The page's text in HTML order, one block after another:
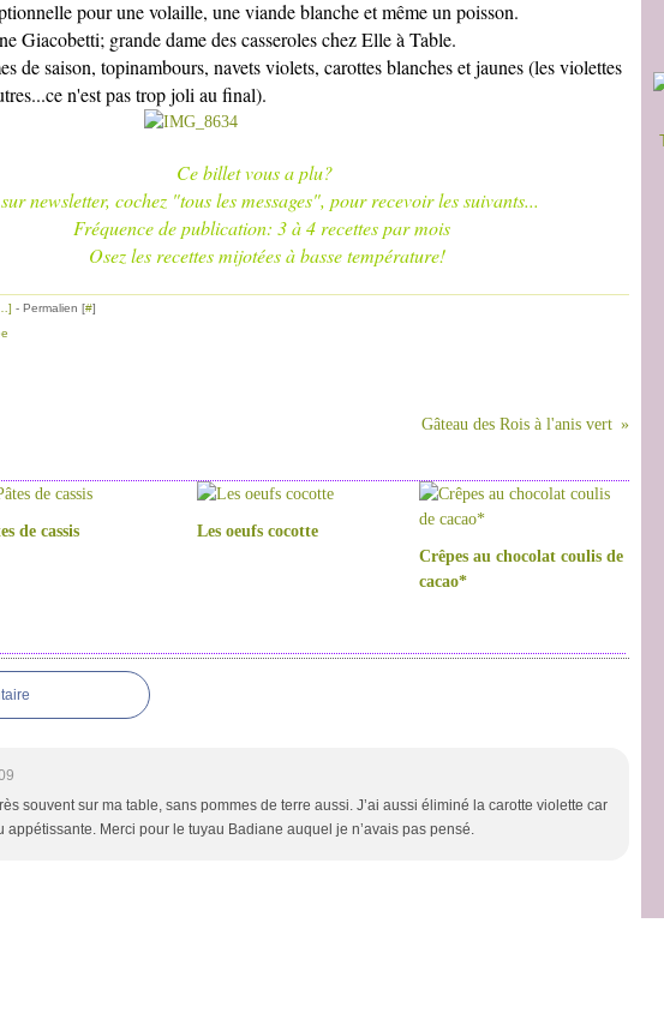
pour une volaille, une viande blanche et même un poisson.
Giacobetti; grande dame des casseroles chez Elle à Table.
de saison, topinambours, navets violets, carottes blanches et jaunes (les violettes
n'est pas trop joli au final).
Ce billet vous a plu?
cochez "tous les messages", pour recevoir les suivants...
3 à 4 recettes par mois
mijotées à basse température!
] - Permalien [#]
Gâteau des Rois à l'anis vert
de cassis
Les oeufs cocotte
Crêpes au chocolat coulis de
cacao*
souvent sur ma table, sans pommes de terre aussi. J’ai aussi éliminé la carotte violette car
appétissante. Merci pour le tuyau Badiane auquel je n’avais pas pensé.